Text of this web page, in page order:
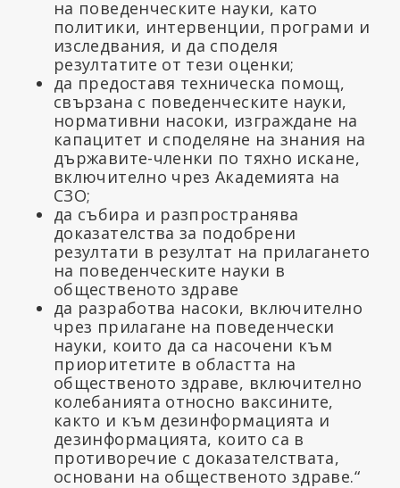
на поведенческите науки, като
политики, интервенции, програми и
изследвания, и да споделя
резултатите от тези оценки;
да предоставя техническа помощ,
свързана с поведенческите науки,
нормативни насоки, изграждане на
капацитет и споделяне на знания на
държавите-членки по тяхно искане,
включително чрез Академията на
СЗО;
да събира и разпространява
доказателства за подобрени
резултати в резултат на прилагането
на поведенческите науки в
общественото здраве
да разработва насоки, включително
чрез прилагане на поведенчески
науки, които да са насочени към
приоритетите в областта на
общественото здраве, включително
колебанията относно ваксините,
както и към дезинформацията и
дезинформацията, които са в
противоречие с доказателствата,
основани на общественото здраве.“